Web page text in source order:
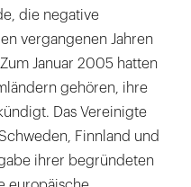
die negative
vergangenen Jahren
Januar 2005 hatten
gehören, ihre
Das Vereinigte
Finnland und
ihrer begründeten